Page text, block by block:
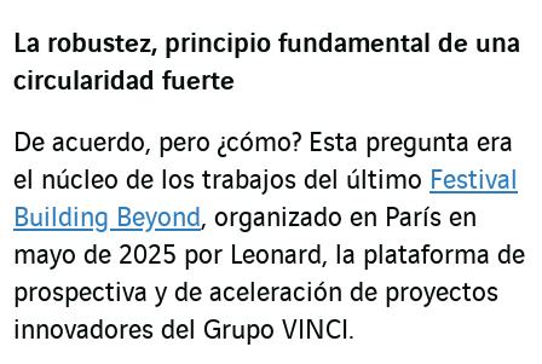
La robustez, principio fundamental de una
circularidad fuerte
De acuerdo, pero ¿cómo? Esta pregunta era
el núcleo de los trabajos del último Festival
Building Beyond, organizado en París en
mayo de 2025 por Leonard, la plataforma de
prospectiva y de aceleración de proyectos
innovadores del Grupo VINCI.